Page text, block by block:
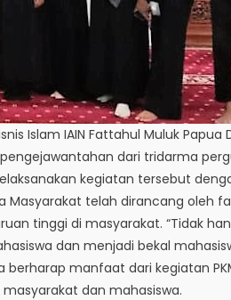
Islam IAIN Fattahul Muluk Papua
dari tridarma
kegiatan tersebut
Masyarakat telah dirancang oleh
tinggi di masyarakat. “Tidak
dan menjadi bekal
manfaat dari kegiatan
dan mahasiswa.